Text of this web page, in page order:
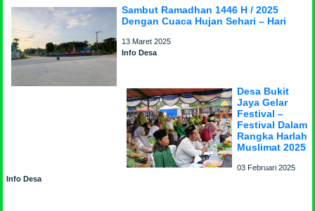
Sambut Ramadhan 1446 H / 2025
Dengan Cuaca Hujan Sehari – Hari
13 Maret 2025
Info Desa
Desa Bukit
Jaya Gelar
Festival –
Festival Dalam
Rangka Harlah
Muslimat 2025
03 Februari 2025
Info Desa